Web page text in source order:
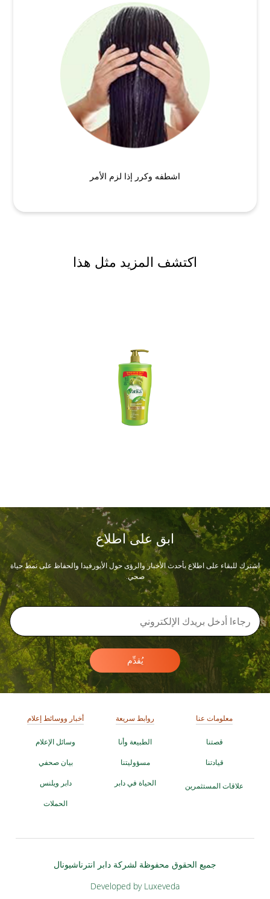
اشطفه وكرر إذا لزم الأمر
اكتشف المزيد مثل هذا
ابق على اطلاع
اشترك للبقاء على اطلاع بأحدث الأخبار والرؤى حول الأيورفيدا والحفاظ على نمط حياة
صحي.
يُقدِّم
معلومات عنا
قصتنا
قيادتنا
علاقات المستثمرين
روابط سريعة
الطبيعة وأنا
مسؤوليتنا
الحياة في دابر
أخبار ووسائط إعلام
وسائل الإعلام
بيان صحفي
دابر ويلنس
الحملات
جميع الحقوق محفوظة لشركة دابر انترناشيونال
Developed by Luxeveda